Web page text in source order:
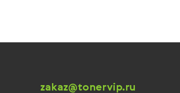
zakaz@tonervip.ru